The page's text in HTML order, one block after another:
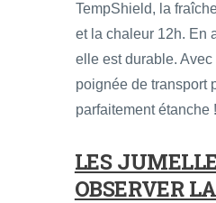
TempShield, la
et la chaleur 12h. En
elle est durable.
poignée de transport
parfaitement étanche !
LES
OBSERVER